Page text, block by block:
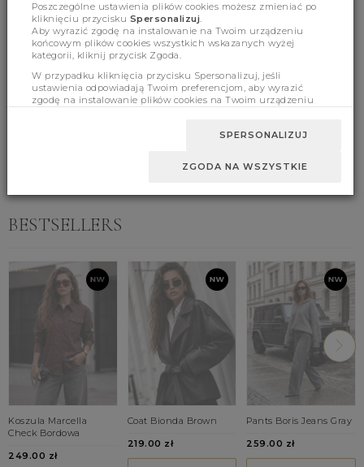
Product features
BESTSELLERS
Koszula Marcella
Check Bordowa
249.00 zł
Coat Bionda Brown
219.00 zł
Pants Boris Jeans Gray
259.00 zł
Poszczególne ustawienia plików cookies możesz zmieniać po
kliknięciu przycisku Spersonalizuj.
Aby wyrazić zgodę na instalowanie na Twoim urządzeniu
końcowym plików cookies wszystkich wskazanych wyżej
kategorii, kliknij przycisk Zgoda.
W przypadku kliknięcia przycisku Spersonalizuj, jeśli
ustawienia odpowiadają Twoim preferencjom, aby wyrazić
zgodę na instalowanie plików cookies na Twoim urządzeniu
SPERSONALIZUJ
ZGODA NA WSZYSTKIE